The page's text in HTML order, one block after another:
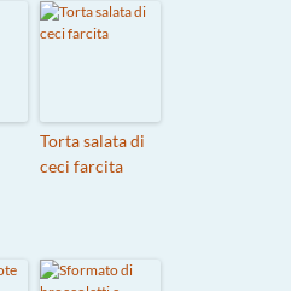
Torta salata di
ceci farcita